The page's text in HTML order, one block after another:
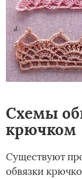
Схемы
крючком
Существуют
обвязки